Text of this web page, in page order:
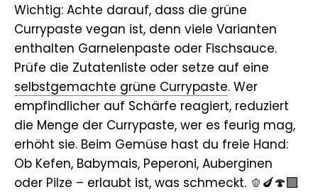
Wichtig: Achte darauf, dass die grüne
Currypaste vegan ist, denn viele Varianten
enthalten Garnelenpaste oder Fischsauce.
Prüfe die Zutatenliste oder setze auf eine
selbstgemachte grüne Currypaste. Wer
empfindlicher auf Schärfe reagiert, reduziert
die Menge der Currypaste, wer es feurig mag,
erhöht sie. Beim Gemüse hast du freie Hand:
Ob Kefen, Babymais, Peperoni, Auberginen
oder Pilze – erlaubt ist, was schmeckt. 🫑🍆🍄‍🟫